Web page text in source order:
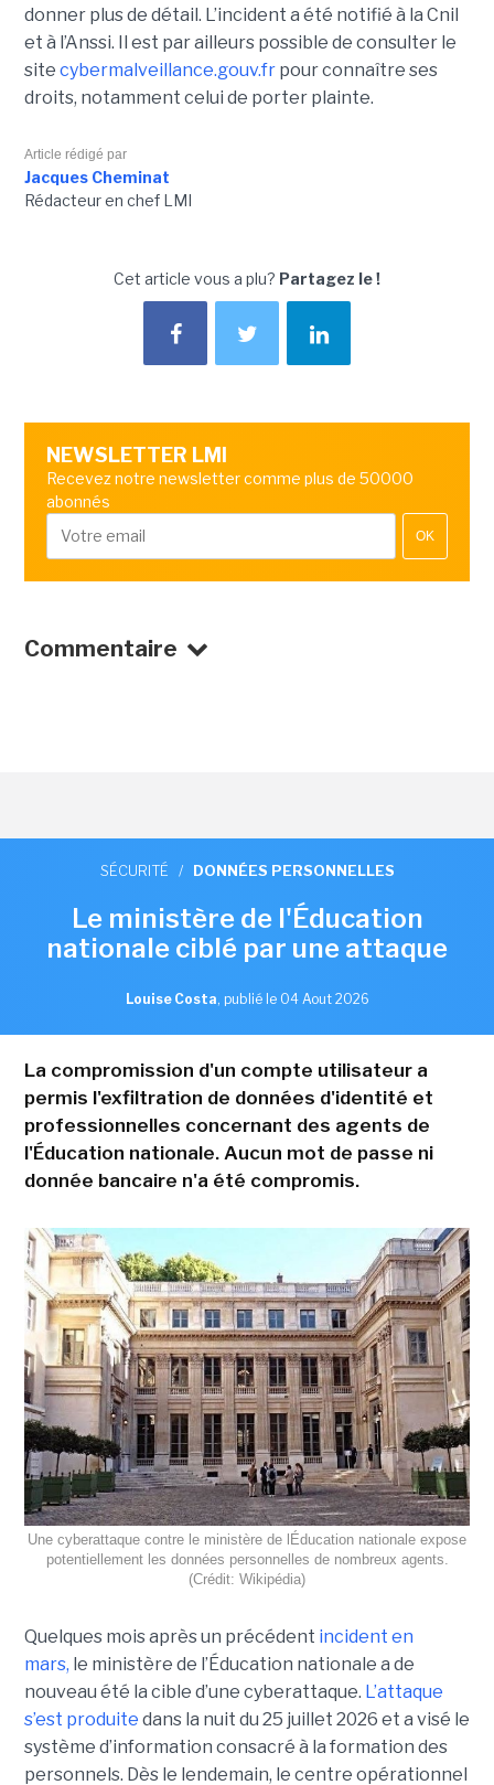
donner plus de détail. L’incident a été notifié à la Cnil
et à l’Anssi. Il est par ailleurs possible de consulter le
site cybermalveillance.gouv.frpour connaître ses
droits, notamment celui de porter plainte.
Article rédigé par
Jacques Cheminat
Rédacteur en chef LMI
Cet article vous a plu? Partagez le !
NEWSLETTER LMI
Recevez notre newsletter comme plus de 50000
abonnés
OK
Commentaire
SÉCURITÉ / DONNÉES PERSONNELLES
Le ministère de l'Éducation
nationale ciblé par une attaque
Louise Costa, publié le 04 Aout 2026
La compromission d'un compte utilisateur a
permis l'exfiltration de données d'identité et
professionnelles concernant des agents de
l'Éducation nationale. Aucun mot de passe ni
donnée bancaire n'a été compromis.
Une cyberattaque contre le ministère de lÉducation nationale expose
potentiellement les données personnelles de nombreux agents.
(Crédit: Wikipédia)
Quelques mois après un précédent incident en
mars, le ministère de l’Éducation nationale a de
nouveau été la cible d’une cyberattaque. L’attaque
s’est produite dans la nuit du 25 juillet 2026 et a visé le
système d’information consacré à la formation des
personnels. Dès le lendemain, le centre opérationnel